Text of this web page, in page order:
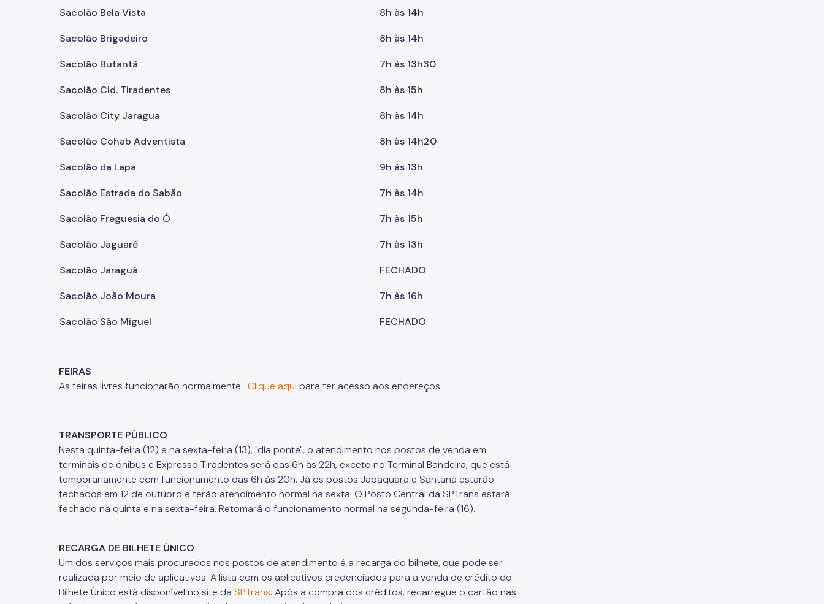
Sacolão Bela Vista
8h às 14h
Sacolão Brigadeiro
8h às 14h
Sacolão Butantã
7h às 13h30
Sacolão Cid. Tiradentes
8h às 15h
Sacolão City Jaragua
8h às 14h
Sacolão Cohab Adventista
8h às 14h20
Sacolão da Lapa
9h às 13h
Sacolão Estrada do Sabão
7h às 14h
Sacolão Freguesia do Ó
7h às 15h
Sacolão Jaguaré
7h às 13h
Sacolão Jaraguá
FECHADO
Sacolão João Moura
7h às 16h
Sacolão São Miguel
FECHADO
FEIRAS
As feiras livres funcionarão normalmente. Clique aqui para ter acesso aos endereços.
TRANSPORTE PÚBLICO
Nesta quinta-feira (12) e na sexta-feira (13), "dia ponte", o atendimento nos postos de venda em
terminais de ônibus e Expresso Tiradentes será das 6h às 22h, exceto no Terminal Bandeira, que está
temporariamente com funcionamento das 6h às 20h. Já os postos Jabaquara e Santana estarão
fechados em 12 de outubro e terão atendimento normal na sexta. O Posto Central da SPTrans estará
fechado na quinta e na sexta-feira. Retomará o funcionamento normal na segunda-feira (16).
RECARGA DE BILHETE ÚNICO
Um dos serviços mais procurados nos postos de atendimento é a recarga do bilhete, que pode ser
realizada por meio de aplicativos. A lista com os aplicativos credenciados para a venda de crédito do
Bilhete Único está disponível no site da SPTrans. Após a compra dos créditos, recarregue o cartão nas